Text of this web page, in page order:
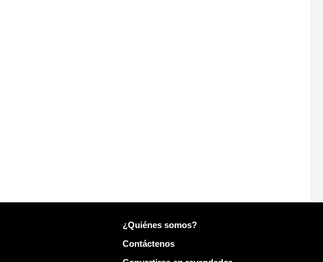
Más información sobre Mailo
¿Quiénes somos?
Contáctenos